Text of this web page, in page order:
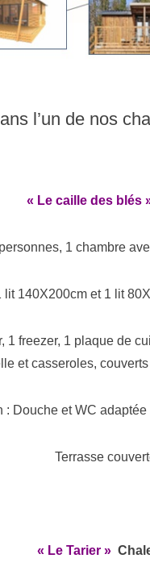
l’un de nos
« Le caille des blés
1 chambre
lit 140X200cm et 1 lit
1 freezer, 1 plaque de
et casseroles,
: Douche et WC
Terrasse
« Le Tarier »